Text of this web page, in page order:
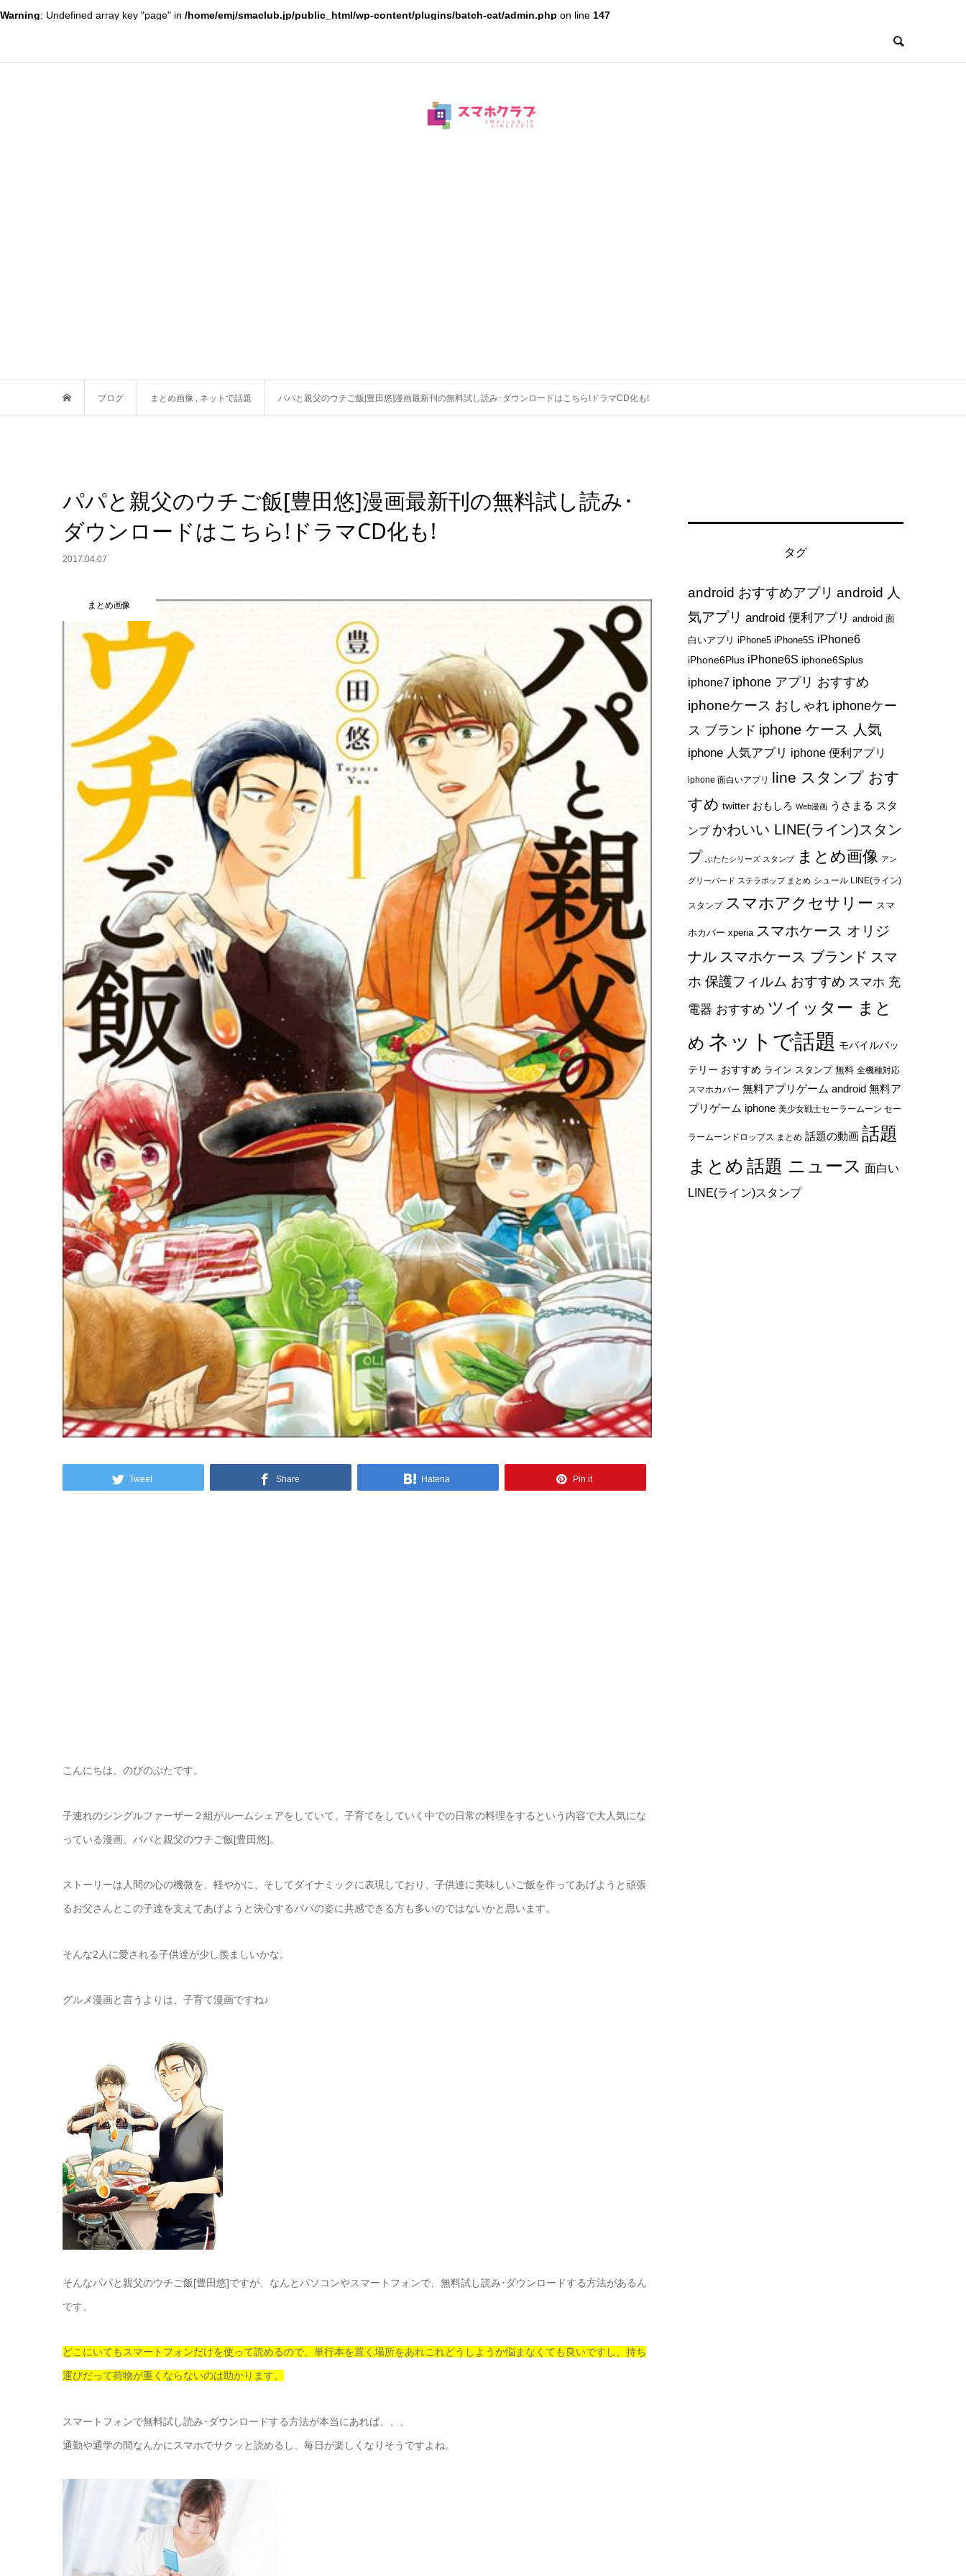
Warning: Undefined array key "page" in /home/emj/smaclub.jp/public_html/wp-content/plugins/batch-cat/admin.php on line 147
ブログ まとめ画像 , ネットで話題 パパと親父のウチご飯[豊田悠]漫画最新刊の無料試し読み･ダウンロードはこちら!ドラマCD化も!
パパと親父のウチご飯[豊田悠]漫画最新刊の無料試し読み･
ダウンロードはこちら!ドラマCD化も!
2017.04.07
まとめ画像
Tweet Share Hatena Pin it
こんにちは、のびのぶたです。
子連れのシングルファーザー２組がルームシェアをしていて、子育てをしていく中での日常の料理をするという内容で大人気にな
っている漫画、パパと親父のウチご飯[豊田悠]。
ストーリーは人間の心の機微を、軽やかに、そしてダイナミックに表現しており、子供達に美味しいご飯を作ってあげようと頑張
るお父さんとこの子達を支えてあげようと決心するパパの姿に共感できる方も多いのではないかと思います。
そんな2人に愛される子供達が少し羨ましいかな。
グルメ漫画と言うよりは、子育て漫画ですね♪
そんなパパと親父のウチご飯[豊田悠]ですが、なんとパソコンやスマートフォンで、無料試し読み･ダウンロードする方法があるん
です。
どこにいてもスマートフォンだけを使って読めるので、単行本を置く場所をあれこれどうしようか悩まなくても良いですし、持ち
運びだって荷物が重くならないのは助かります。
スマートフォンで無料試し読み･ダウンロードする方法が本当にあれば、、、
通勤や通学の間なんかにスマホでサクッと読めるし、毎日が楽しくなりそうですよね。
タグ
android おすすめアプリ android 人
気アプリ android 便利アプリ android 面
白いアプリ iPhone5 iPhone5S iPhone6
iPhone6Plus iPhone6S iphone6Splus
iphone7 iphone アプリ おすすめ
iphoneケース おしゃれ iphoneケー
ス ブランド iphone ケース 人気
iphone 人気アプリ iphone 便利アプリ
iphone 面白いアプリ line スタンプ おす
すめ twitter おもしろ Web漫画 うさまる スタ
ンプ かわいい LINE(ライン)スタン
プ ぶたたシリーズ スタンプ まとめ画像 アン
グリーバード ステラポップ まとめ シュール LINE(ライン)
スタンプ スマホアクセサリー スマ
ホカバー xperia スマホケース オリジ
ナル スマホケース ブランド スマ
ホ 保護フィルム おすすめ スマホ 充
電器 おすすめ ツイッター まと
め ネットで話題 モバイルバッ
テリー おすすめ ライン スタンプ 無料 全機種対応
スマホカバー 無料アプリゲーム android 無料ア
プリゲーム iphone 美少女戦士セーラームーン セー
ラームーンドロップス まとめ 話題の動画 話題
まとめ 話題 ニュース 面白い
LINE(ライン)スタンプ